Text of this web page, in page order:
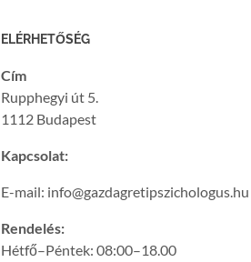
ELÉRHETŐSÉG
Cím
Rupphegyi út 5.
1112 Budapest
Kapcsolat:
E-mail: info@gazdagretipszichologus.hu
Rendelés:
Hétfő–Péntek: 08:00–18.00